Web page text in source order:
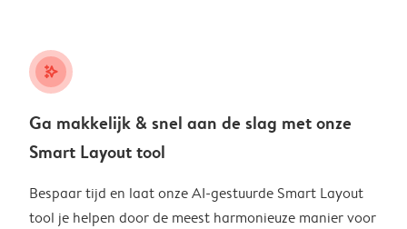
stars_plus
Ga makkelijk & snel aan de slag met onze
Smart Layout tool
Bespaar tijd en laat onze AI-gestuurde Smart Layout
tool je helpen door de meest harmonieuze manier voor